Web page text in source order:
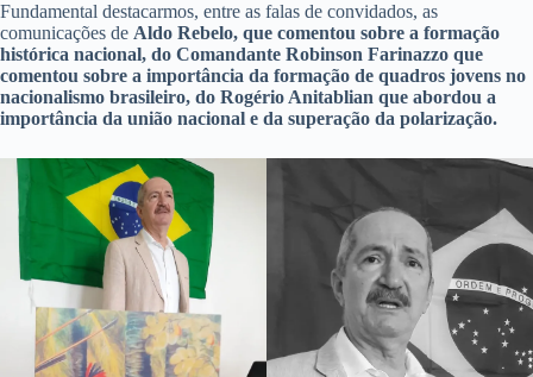
Fundamental destacarmos, entre as falas de convidados, as
comunicações de Aldo Rebelo, que comentou sobre a formação
histórica nacional, do Comandante Robinson Farinazzo que
comentou sobre a importância da formação de quadros jovens no
nacionalismo brasileiro, do Rogério Anitablian que abordou a
importância da união nacional e da superação da polarização.